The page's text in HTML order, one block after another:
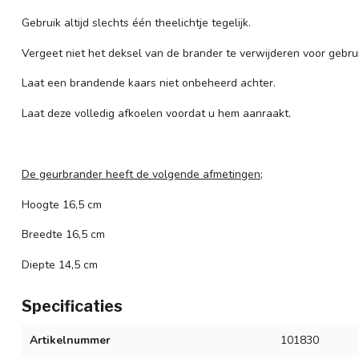
Gebruik altijd slechts één theelichtje tegelijk.
Vergeet niet het deksel van de brander te verwijderen voor
Laat een brandende kaars niet onbeheerd achter.
Laat deze volledig afkoelen voordat u hem aanraakt.
De geurbrander heeft de volgende afmetingen;
Hoogte 16,5 cm
Breedte 16,5 cm
Diepte 14,5 cm
Specificaties
Artikelnummer 101830